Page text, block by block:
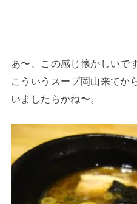
あ〜、この感じ懐かしいで
こういうスープ岡山来てか
いましたらかね〜。